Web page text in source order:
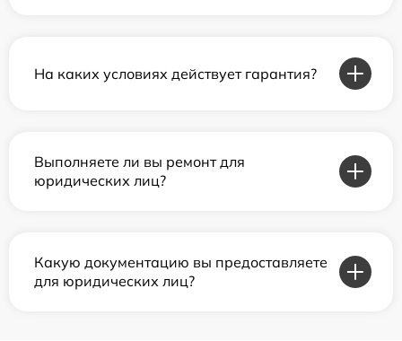
На каких условиях действует гарантия?
Выполняете ли вы ремонт для
юридических лиц?
Какую документацию вы предоставляете
для юридических лиц?